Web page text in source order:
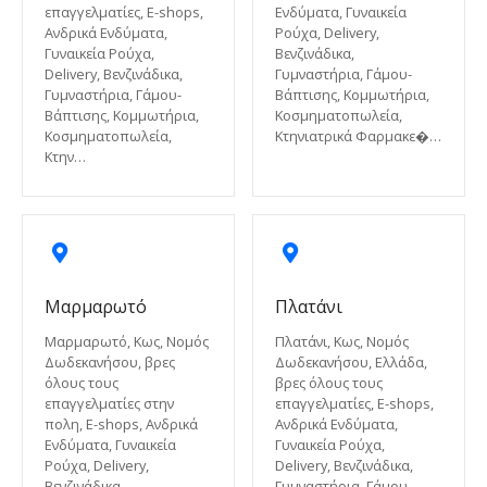
επαγγελματίες, E-shops,
Ανδρικά Ενδύματα,
Γυναικεία Ρούχα,
Delivery, Βενζινάδικα,
Γυμναστήρια, Γάμου-
Βάπτισης, Κομμωτήρια,
Κοσμηματοπωλεία,
Κτην…
Ενδύματα, Γυναικεία
Ρούχα, Delivery,
Βενζινάδικα,
Γυμναστήρια, Γάμου-
Βάπτισης, Κομμωτήρια,
Κοσμηματοπωλεία,
Κτηνιατρικά Φαρμακε�…
Μαρμαρωτό
Μαρμαρωτό, Κως, Νομός
Δωδεκανήσου, βρες
όλους τους
επαγγελματίες στην
πολη, E-shops, Ανδρικά
Ενδύματα, Γυναικεία
Ρούχα, Delivery,
Πλατάνι
Πλατάνι, Κως, Νομός
Δωδεκανήσου, Ελλάδα,
βρες όλους τους
επαγγελματίες, E-shops,
Ανδρικά Ενδύματα,
Γυναικεία Ρούχα,
Delivery, Βενζινάδικα,